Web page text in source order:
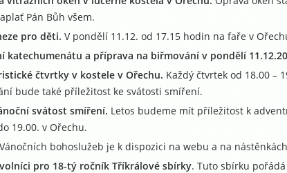
Pán Bůh všem.
pro děti. V pondělí 11.12. od 17.15 hodin na faře v
katechumenátu a příprava na biřmování v pondělí
čtvrtky v kostele v Ořechu. Každý čtvrtek od 18.00 –
bude také příležitost ke svátosti smíření.
svátost smíření. Letos budeme mít příležitost k
19.00. v Ořechu.
bohoslužeb je k dispozici na webu a na
pro 18-tý ročník Tříkrálové sbírky. Tuto sbírku